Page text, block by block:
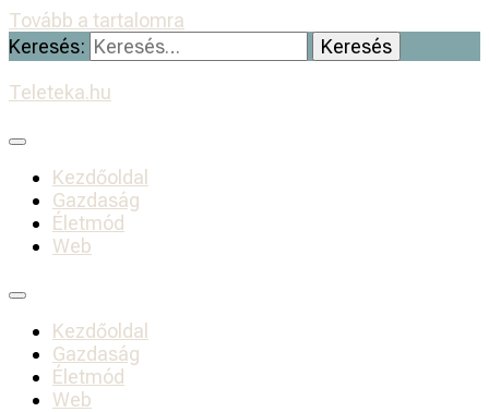
Tovább a tartalomra
Keresés:
Teleteka.hu
Kezdőoldal
Gazdaság
Életmód
Web
Kezdőoldal
Gazdaság
Életmód
Web